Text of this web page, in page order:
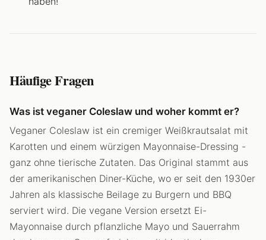
Häufige Fragen
Was ist veganer Coleslaw und woher kommt er?
Veganer Coleslaw ist ein cremiger Weißkrautsalat mit
Karotten und einem würzigen Mayonnaise-Dressing -
ganz ohne tierische Zutaten. Das Original stammt aus
der amerikanischen Diner-Küche, wo er seit den 1930er
Jahren als klassische Beilage zu Burgern und BBQ
serviert wird. Die vegane Version ersetzt Ei-
Mayonnaise durch pflanzliche Mayo und Sauerrahm